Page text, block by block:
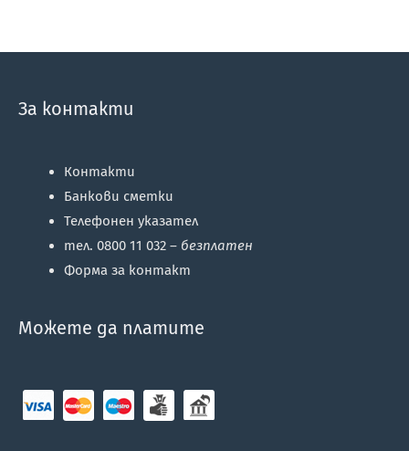
За контакти
Контакти
Банкови сметки
Телефонен указател
тел. 0800 11 032 – безплатен
Форма за контакт
Можете да платите